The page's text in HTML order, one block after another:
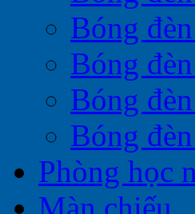
Bóng
Bóng
Bóng
Bóng
Phòng học
Màn chiếu